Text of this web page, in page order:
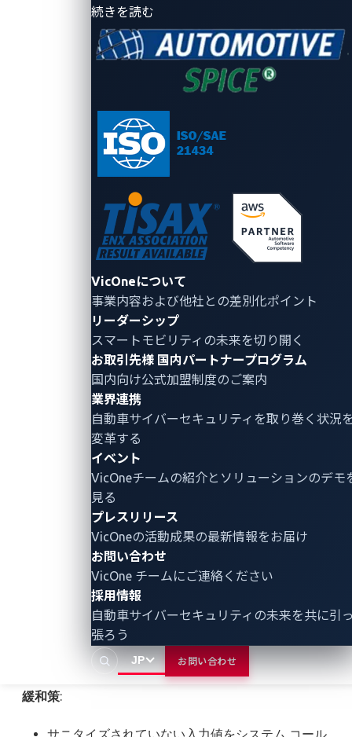
続きを読む
VicOneについて
事業内容および他社との差別化ポイント
リーダーシップ
スマートモビリティの未来を切り開く
お取引先様 国内パートナープログラム
国内向け公式加盟制度のご案内
業界連携
自動車サイバーセキュリティ を取り巻く状況
変革する
イベント
VicOneチームの紹介とソリューションのデモ
見る
プレスリリース
VicOneの活動成果の最新情報をお届け
お問い合わせ
VicOne チームにご連絡ください
採用情報
自動車サイバーセキュリティの未来を共に引
張ろう
JP お問い合わせ
ユーザー入力を直接連結するのではなく、パラメ
ータ化されたクエリを使用します。
悪意のある入力の実行を防ぐために適切な入力検
コマンドインジェクションの
コマンドインジェクションの脆弱性（CVE-2024-
8359、CVE-2024-8360、CVE-2024-8358）は、ソフト
ウェア更新プロセス内の複数の処理プロセスにおいて
ユーザーが渡した値が適切に処理されないことに起因
CVE-2024-8359 (ZDI-24-1191)：
REFLASH_DDU_FindFile Command Injection
CVE-2024-8360 (ZDI-24-1192)：
REFLASH_DDU_ExtractFile Command Injection
CVE-2024-8358 (ZDI-24-1190)：
UPDATES_ExtractFile Command Injection
これら 3つの脆弱性には共通の根本原因があります。
影響を受ける処理プロセスは、ファイル パスやファイ
ル名などの入力を適切に無害化せずにコマンドライン
ツールに直接渡しているのです。入力を検証せずに
snprintf()などのシステム コールを使用する
このプロセスにより、攻撃者は任意のOSコマンドを注
入できてしまい、その結果、システム全体が侵害され
る可能性があります。
緩和策:
サニタイズされていない入力値をシステム コール